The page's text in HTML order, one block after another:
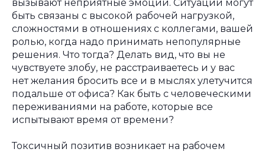
вызывают неприятные эмоции. Ситуации могут
быть связаны с высокой рабочей нагрузкой,
сложностями в отношениях с коллегами, вашей
ролью, когда надо принимать непопулярные
решения. Что тогда? Делать вид, что вы не
чувствуете злобу, не расстраиваетесь и у вас
нет желания бросить все и в мыслях улетучится
подальше от офиса? Как быть с человеческими
переживаниями на работе, которые все
испытывают время от времени?
Токсичный позитив возникает на рабочем